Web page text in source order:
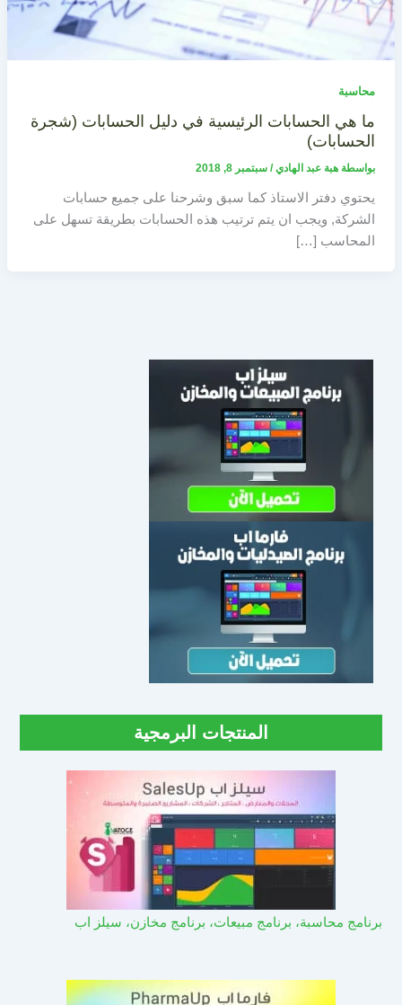
محاسبة
ما هي الحسابات الرئيسية في دليل الحسابات (شجرة
الحسابات)
بواسطة هبة عبد الهادي/ سبتمبر 8, 2018
يحتوي دفتر الاستاذ كما سبق وشرحنا على جميع حسابات
الشركة, ويجب ان يتم ترتيب هذه الحسابات بطريقة تسهل على
المحاسب […]
المنتجات البرمجية
برنامج محاسبة، برنامج مبيعات، برنامج مخازن، سيلز اب